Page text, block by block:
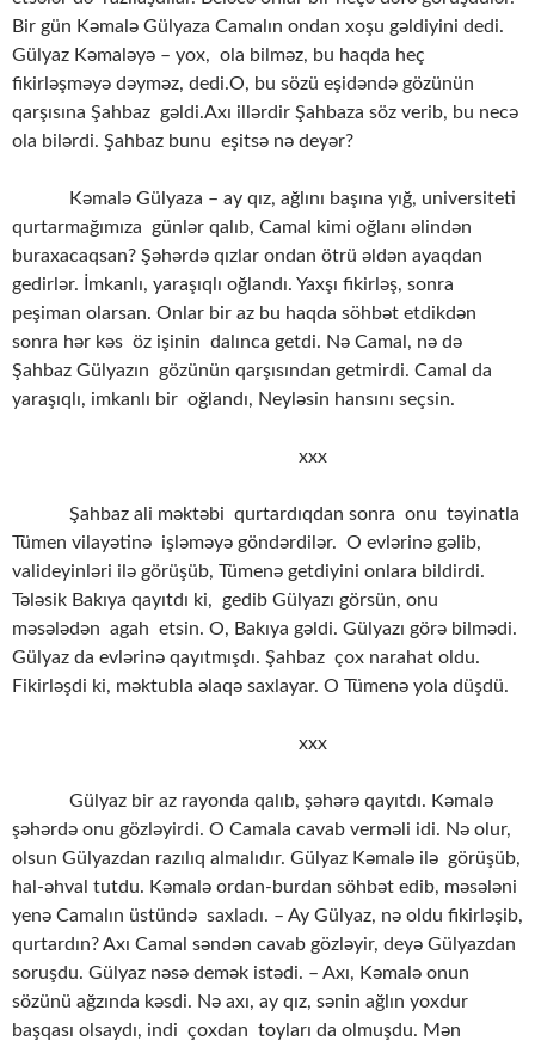
Bir gün Kəmalə Gülyaza Camalın ondan xoşu gəldiyini dedi.
Gülyaz Kəmaləyə – yox, ola bilməz, bu haqda heç
fikirləşməyə dəyməz, dedi.O, bu sözü eşidəndə gözünün
qarşısına Şahbaz gəldi.Axı illərdir Şahbaza söz verib, bu necə
ola bilərdi. Şahbaz bunu eşitsə nə deyər?
Kəmalə Gülyaza – ay qız, ağlını başına yığ, universiteti
qurtarmağımıza günlər qalıb, Camal kimi oğlanı əlindən
buraxacaqsan? Şəhərdə qızlar ondan ötrü əldən ayaqdan
gedirlər. İmkanlı, yaraşıqlı oğlandı. Yaxşı fikirləş, sonra
peşiman olarsan. Onlar bir az bu haqda söhbət etdikdən
sonra hər kəs öz işinin dalınca getdi. Nə Camal, nə də
Şahbaz Gülyazın gözünün qarşısından getmirdi. Camal da
yaraşıqlı, imkanlı bir oğlandı, Neyləsin hansını seçsin.
xxx
Şahbaz ali məktəbi qurtardıqdan sonra onu təyinatla
Tümen vilayətinə işləməyə göndərdilər. O evlərinə gəlib,
valideyinləri ilə görüşüb, Tümenə getdiyini onlara bildirdi.
Tələsik Bakıya qayıtdı ki, gedib Gülyazı görsün, onu
məsələdən agah etsin. O, Bakıya gəldi. Gülyazı görə bilmədi.
Gülyaz da evlərinə qayıtmışdı. Şahbaz çox narahat oldu.
Fikirləşdi ki, məktubla əlaqə saxlayar. O Tümenə yola düşdü.
xxx
Gülyaz bir az rayonda qalıb, şəhərə qayıtdı. Kəmalə
şəhərdə onu gözləyirdi. O Camala cavab verməli idi. Nə olur,
olsun Gülyazdan razılıq almalıdır. Gülyaz Kəmalə ilə görüşüb,
hal-əhval tutdu. Kəmalə ordan-burdan söhbət edib, məsələni
yenə Camalın üstündə saxladı. – Ay Gülyaz, nə oldu fikirləşib,
qurtardın? Axı Camal səndən cavab gözləyir, deyə Gülyazdan
soruşdu. Gülyaz nəsə demək istədi. – Axı, Kəmalə onun
sözünü ağzında kəsdi. Nə axı, ay qız, sənin ağlın yoxdur
başqası olsaydı, indi çoxdan toyları da olmuşdu. Mən